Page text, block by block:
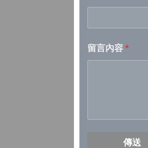
2026/4/
留言內容*
傳送